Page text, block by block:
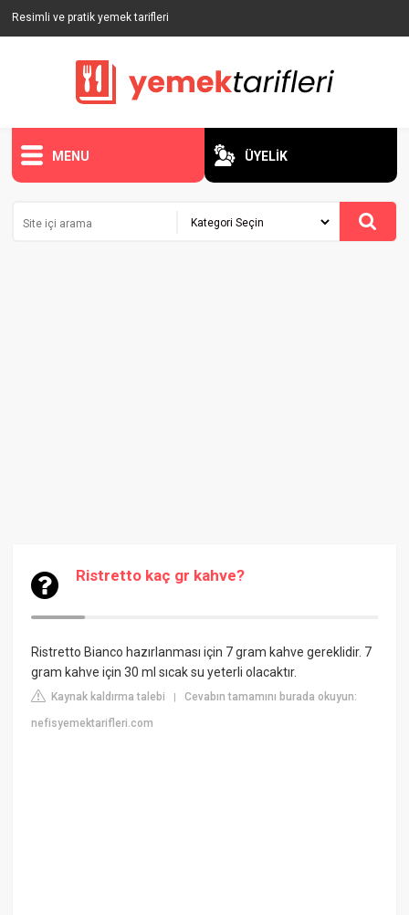
Resimli ve pratik yemek tarifleri
MENU ÜYELİK
Ristretto kaç gr kahve?
Ristretto Bianco hazırlanması için 7 gram kahve gereklidir. 7
gram kahve için 30 ml sıcak su yeterli olacaktır.
Kaynak kaldırma talebi |Cevabın tamamını burada okuyun:
nefisyemektarifleri.com